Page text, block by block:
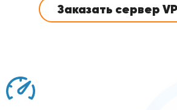
Заказать сервер